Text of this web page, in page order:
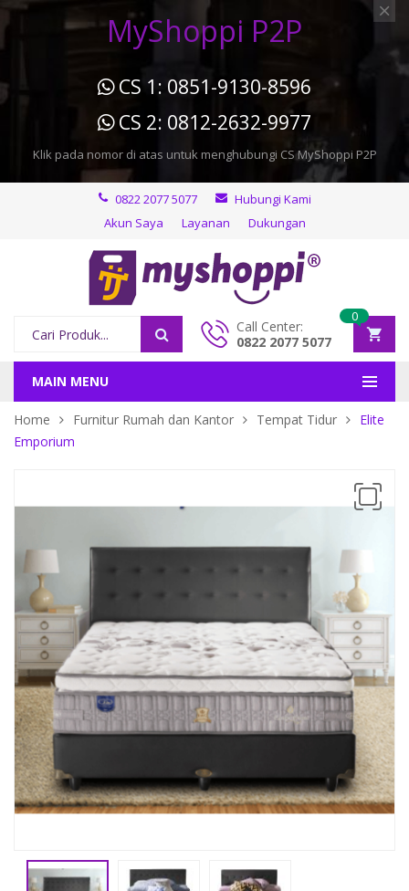
MyShoppi P2P
CS 1: 0851-9130-8596
CS 2: 0812-2632-9977
Klik pada nomor di atas untuk menghubungi CS MyShoppi P2P
0822 2077 5077
Hubungi Kami
Akun Saya
Layanan Dukungan
Call Center:
0822 2077 5077
0
MAIN MENU
Home Furnitur Rumah dan Kantor Tempat Tidur
Elite
Emporium